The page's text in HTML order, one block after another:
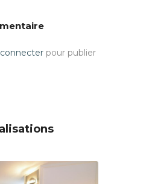
pour publier